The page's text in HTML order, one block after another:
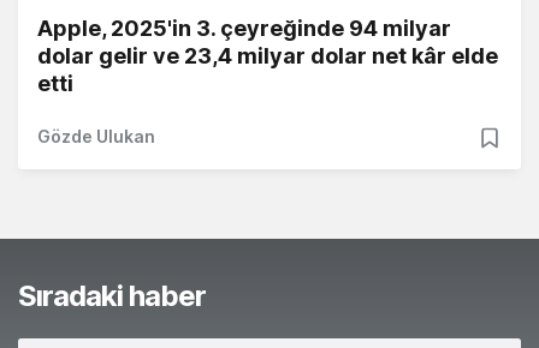
Apple, 2025'in 3. çeyreğinde 94 milyar
dolar gelir ve 23,4 milyar dolar net kâr elde
etti
Gözde Ulukan
Sıradaki haber